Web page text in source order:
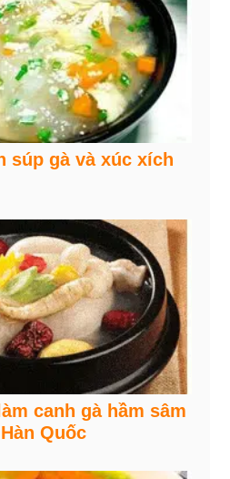
súp gà và xúc xích
canh gà hầm sâm
Quốc